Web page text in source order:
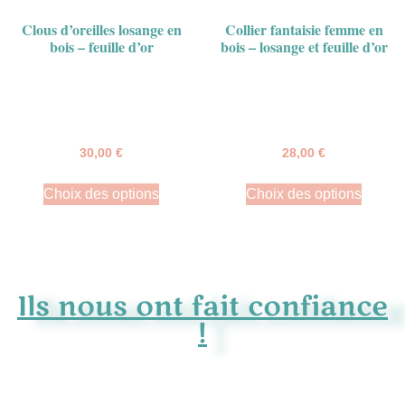
Clous d’oreilles losange en
bois – feuille d’or
30,00 €
Choix des options
Collier fantaisie femme en
bois – losange et feuille d’or
28,00 €
Choix des options
Ils nous ont fait confiance
!